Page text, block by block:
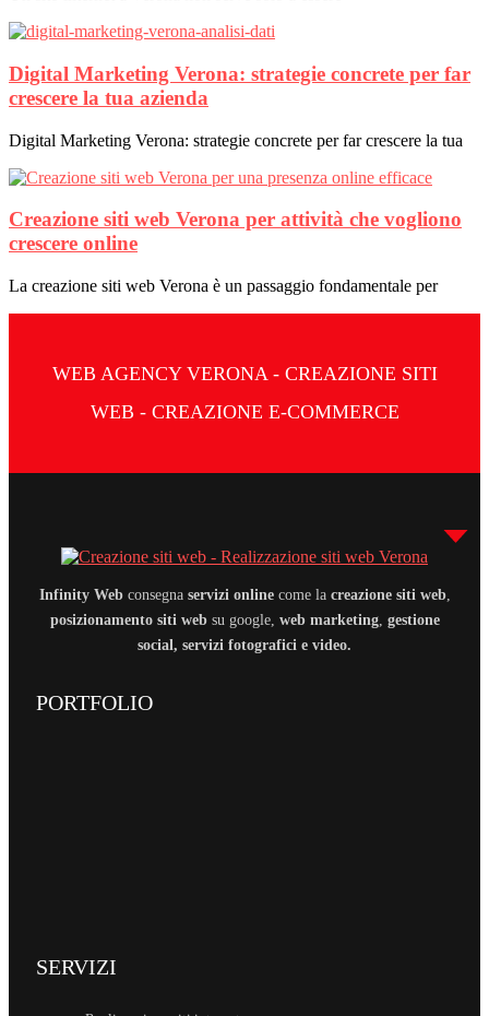
Digital Marketing Verona: strategie concrete per far
crescere la tua azienda
Digital Marketing Verona: strategie concrete per far crescere la tua
Creazione siti web Verona per attività che vogliono
crescere online
La creazione siti web Verona è un passaggio fondamentale per
WEB AGENCY VERONA - CREAZIONE SITI
WEB - CREAZIONE E-COMMERCE
Infinity Webconsegna servizi onlinecome la creazione siti web,
posizionamento siti websu google, web marketing, gestione
social, servizi fotografici e video.
PORTFOLIO
SERVIZI